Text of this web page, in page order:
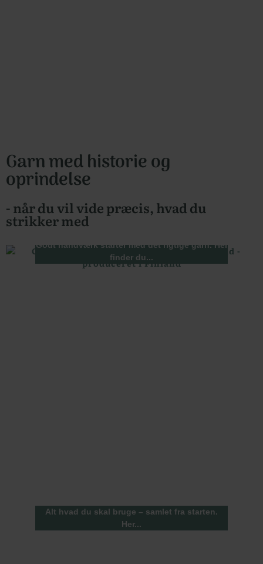
Garn med historie og
oprindelse
- når du vil vide præcis, hvad du
strikker med
Godt håndværk starter med det rigtige garn. Her
finder du...
Alt hvad du skal bruge – samlet fra starten.
Her...